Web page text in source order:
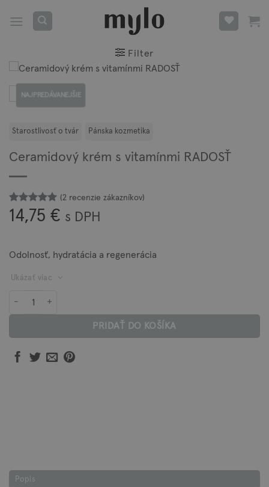
Filter
NAJPREDÁVANEJŠIE
Ceramidový krém s vitamínmi RADOSŤ
Hodnotenie
5z 5 na
2
recenzií
(2 recenzie zákazníkov)
14,75 € s DPH
Odolnosť, hydratácia a regenerácia
Ukázať viac
PRIDAŤ DO KOŠÍKA
Popis